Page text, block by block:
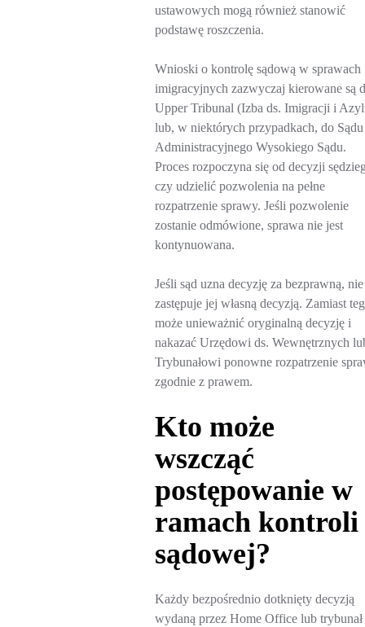
ustawowych mogą również stanowić
podstawę roszczenia.
Wnioski o kontrolę sądową w sprawach
imigracyjnych zazwyczaj kierowane są
Upper Tribunal (Izba ds. Imigracji i
lub, w niektórych przypadkach, do Sądu
Administracyjnego Wysokiego Sądu.
Proces rozpoczyna się od decyzji
czy udzielić pozwolenia na pełne
rozpatrzenie sprawy. Jeśli pozwolenie
zostanie odmówione, sprawa nie jest
kontynuowana.
Jeśli sąd uzna decyzję za bezprawną, nie
zastępuje jej własną decyzją. Zamiast
może unieważnić oryginalną decyzję i
nakazać Urzędowi ds. Wewnętrznych
Trybunałowi ponowne rozpatrzenie
zgodnie z prawem.
Kto może
wszcząć
postępowanie w
ramach kontroli
sądowej?
Każdy bezpośrednio dotknięty decyzją
wydaną przez Home Office lub trybunał